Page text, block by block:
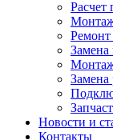
Расчет
Ремонт
Замена
Замена
Новости и
Контакты